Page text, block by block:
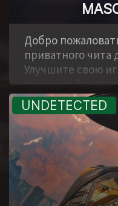
Добро
приватного чита
Улучшите свою
преодолейте
помощью нашего